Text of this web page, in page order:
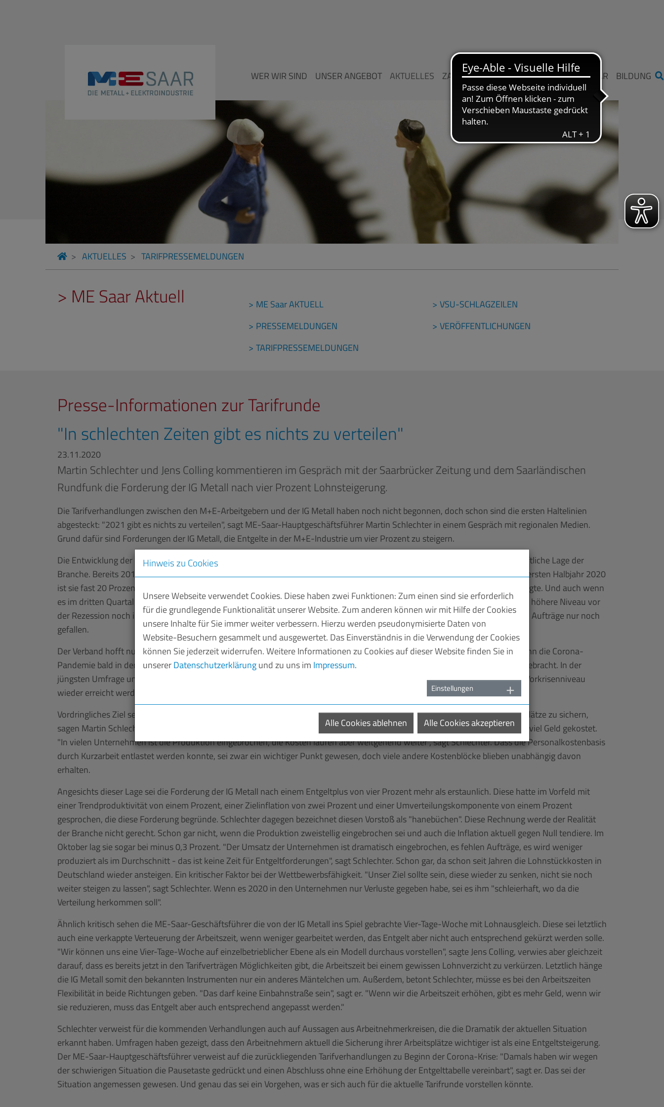
WER WIR SIND UNSER ANGEBOT AKTUELLES ZAHLEN UND FAKTEN STIFTUNG ME SAAR BILDUNG
AKTUELLES TARIFPRESSEMELDUNGEN
> ME Saar Aktuell
ME Saar AKTUELL
PRESSEMELDUNGEN
TARIFPRESSEMELDUNGEN
VSU-SCHLAGZEILEN
VERÖFFENTLICHUNGEN
Presse-Informationen zur Tarifrunde
"In schlechten Zeiten gibt es nichts zu verteilen"
23.11.2020
Martin Schlechter und Jens Colling kommentieren im Gespräch mit der Saarbrücker Zeitung und dem Saarländischen
Rundfunk die Forderung der IG Metall nach vier Prozent Lohnsteigerung.
Die Tarifverhandlungen zwischen den M+E-Arbeitgebern und der IG Metall haben noch nicht begonnen, doch schon sind die ersten Haltelinien
abgesteckt: "2021 gibt es nichts zu verteilen", sagt ME-Saar-Hauptgeschäftsführer Martin Schlechter in einem Gespräch mit regionalen Medien.
Grund dafür sind Forderungen der IG Metall, die Entgelte in der M+E-Industrie um vier Prozent zu steigern.
Die Entwicklung der Industrie gebe solche Entgeltsteigerungen aktuell nicht her, sagt Schlechter und verweist auf die wirtschaftliche Lage der
Branche. Bereits 2019 ist ein Krisenjahr gewegen, die Produktion ist im vergangenen Jahr um rund fünf Prozent gesunken. Im ersten Halbjahr 2020
ist sie fast 20 Prozent gefallen - "der größte Einbruch der Produktion unserer Branche in der Nachkriegszeit", wie Schlechter sagte. Und auch wenn
es im dritten Quartal wieder eine Erholung gab, sind sowohl das Niveau bei Ausbruch der Pandemie als auch das noch deutlich höhere Niveau vor
der Rezession noch in weiter Ferne. Denn seit Ende 2018 - als es zum letzten Mal eine Tariferhöhung gab, sind Produktion und Aufträge nur noch
gefallen.
Der Verband hofft nun auf eine bessere Entwicklung im kommenden Jahr. Allerdings wird dies auch nur dann möglich sein, wenn die Corona-
Pandemie bald in den Griff zu bekommen ist. Denn auch der aktuelle Lockdown hat die Erholung schon wieder zum Stocken gebracht. In der
jüngsten Umfrage unter Branchenunternehmen haben 60 Prozent angegeben, dass sie nicht einschätzen könnten, wann das Vorkrisenniveau
wieder erreicht werden kann.
Vordringliches Ziel sei es jetzt nicht, Entgelte zu steigern, sondern das Überleben der Unternehmen und den Erhalt der Arbeitsplätze zu sichern,
sagen Martin Schlechter und Jens Colling. Dafür benötigen die Unternehmen Liquidität, denn die Zeiten des Lockdowns haben viel Geld gekostet.
"In vielen Unternehmen ist die Produktion eingebrochen, die Kosten laufen aber weitgehend weiter", sagt Schlechter. Dass die Personalkostenbasis
durch Kurzarbeit entlastet werden konnte, sei zwar ein wichtiger Punkt gewesen, doch viele andere Kostenblöcke blieben unabhängig davon
erhalten.
Angesichts dieser Lage sei die Forderung der IG Metall nach einem Entgeltplus von vier Prozent mehr als erstaunlich. Diese hatte im Vorfeld mit
einer Trendproduktivität von einem Prozent, einer Zielinflation von zwei Prozent und einer Umverteilungskomponente von einem Prozent
gesprochen, die diese Forderung begründe. Schlechter dagegen bezeichnet diesen Vorstoß als "hanebüchen". Diese Rechnung werde der Realität
der Branche nicht gerecht. Schon gar nicht, wenn die Produktion zweistellig eingebrochen sei und auch die Inflation aktuell gegen Null tendiere. Im
Oktober lag sie sogar bei minus 0,3 Prozent. "Der Umsatz der Unternehmen ist dramatisch eingebrochen, es fehlen Aufträge, es wird weniger
produziert als im Durchschnitt - das ist keine Zeit für Entgeltforderungen", sagt Schlechter. Schon gar, da schon seit Jahren die Lohnstückkosten in
Deutschland wieder ansteigen. Ein kritischer Faktor bei der Wettbewerbsfähigkeit. "Unser Ziel sollte sein, diese wieder zu senken, nicht sie noch
weiter steigen zu lassen", sagt Schlechter. Wenn es 2020 in den Unternehmen nur Verluste gegeben habe, sei es ihm "schleierhaft, wo da die
Verteilung herkommen soll".
Ähnlich kritisch sehen die ME-Saar-Geschäftsführer die von der IG Metall ins Spiel gebrachte Vier-Tage-Woche mit Lohnausgleich. Diese sei letztlich
auch eine verkappte Verteuerung der Arbeitszeit, wenn weniger gearbeitet werden, das Entgelt aber nicht auch entsprechend gekürzt werden solle.
"Wir können uns eine Vier-Tage-Woche auf einzelbetrieblicher Ebene als ein Modell durchaus vorstellen", sagte Jens Colling, verwies aber gleichzeit
darauf, dass es bereits jetzt in den Tarifverträgen Möglichkeiten gibt, die Arbeitszeit bei einem gewissen Lohnverzicht zu verkürzen. Letztlich hänge
die IG Metall somit den bekannten Instrumenten nur ein anderes Mäntelchen um. Außerdem, betont Schlechter, müsse es bei den Arbeitszeiten
Flexibilität in beide Richtungen geben. "Das darf keine Einbahnstraße sein", sagt er. "Wenn wir die Arbeitszeit erhöhen, gibt es mehr Geld, wenn wir
sie reduzieren, muss das Entgelt aber auch entsprechend angepasst werden."
Schlechter verweist für die kommenden Verhandlungen auch auf Aussagen aus Arbeitnehmerkreisen, die die Dramatik der aktuellen Situation
erkannt haben. Umfragen haben gezeigt, dass den Arbeitnehmern aktuell die Sicherung ihrer Arbeitsplätze wichtiger ist als eine Entgeltsteigerung.
Der ME-Saar-Hauptgeschäftsführer verweist auf die zurückliegenden Tarifverhandlungen zu Beginn der Corona-Krise: "Damals haben wir wegen
der schwierigen Situation die Pausetaste gedrückt und einen Abschluss ohne eine Erhöhung der Entgelttabelle vereinbart", sagt er. Das sei der
Situation angemessen gewesen. Und genau das sei ein Vorgehen, was er sich auch für die aktuelle Tarifrunde vorstellen könnte.
Hinweis zu Cookies
Unsere Webseite verwendet Cookies. Diese haben zwei Funktionen: Zum einen sind sie erforderlich
für die grundlegende Funktionalität unserer Website. Zum anderen können wir mit Hilfe der Cookies
unsere Inhalte für Sie immer weiter verbessern. Hierzu werden pseudonymisierte Daten von
Website-Besuchern gesammelt und ausgewertet. Das Einverständnis in die Verwendung der Cookies
können Sie jederzeit widerrufen. Weitere Informationen zu Cookies auf dieser Website finden Sie in
unsererDatenschutzerklärungund zu uns im Impressum.
Einstellungen
Alle Cookies ablehnen Alle Cookies akzeptieren